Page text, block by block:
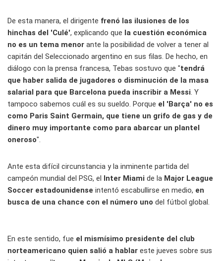
De esta manera, el dirigente frenó las ilusiones de los
hinchas del 'Culé', explicando que la cuestión económica
no es un tema menor ante la posibilidad de volver a tener al
capitán del Seleccionado argentino en sus filas. De hecho, en
diálogo con la prensa francesa, Tebas sostuvo que "tendrá
que haber salida de jugadores o disminución de la masa
salarial para que Barcelona pueda inscribir a Messi. Y
tampoco sabemos cuál es su sueldo. Porque el 'Barça' no es
como Paris Saint Germain, que tiene un grifo de gas y de
dinero muy importante como para abarcar un plantel
oneroso".
Ante esta difícil circunstancia y la inminente partida del
campeón mundial del PSG, el Inter Miami de la Major League
Soccer estadounidense intentó escabullirse en medio, en
busca de una chance con el número uno del fútbol global.
En este sentido, fue el mismísimo presidente del club
norteamericano quien salió a hablar este jueves sobre sus